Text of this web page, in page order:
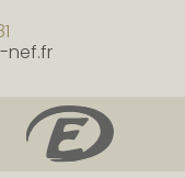
nef.fr